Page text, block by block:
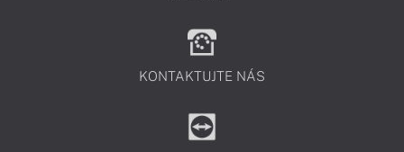
KONTAKTUJTE NÁS